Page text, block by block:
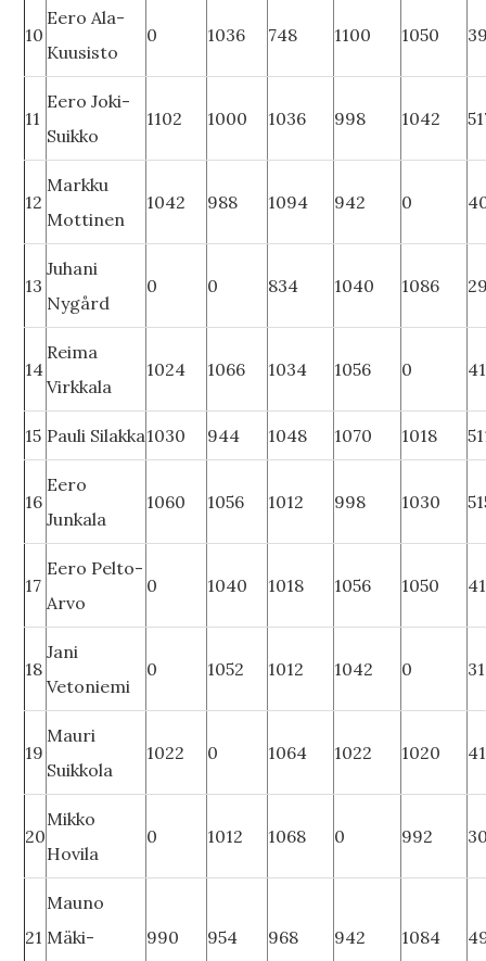
10
Eero Ala-
Kuusisto
0 1036 748 1100 1050
11
Eero Joki-
Suikko
1102 1000 1036 998 1042
12
Markku
Mottinen
1042 988 1094 942 0
13
Juhani
Nygård
0 0 834 1040 1086
14
Reima
Virkkala
1024 1066 1034 1056 0
15 Pauli Silakka1030 944 1048 1070 1018
16
Eero
Junkala
1060 1056 1012 998 1030
17
Eero Pelto-
Arvo
0 1040 1018 1056 1050
18
Jani
Vetoniemi
0 1052 1012 1042 0
19
Mauri
Suikkola
1022 0 1064 1022 1020
20
Mikko
Hovila
0 1012 1068 0 992
21
Mauno
Mäki-
990 954 968 942 1084